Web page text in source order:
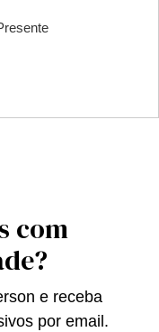
com
e receba
por email.